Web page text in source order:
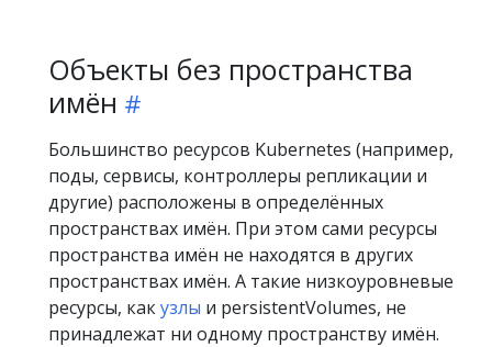
Объекты без пространства
имён
Большинство ресурсов Kubernetes (например,
поды, сервисы, контроллеры репликации и
другие) расположены в определённых
пространствах имён. При этом сами ресурсы
пространства имён не находятся в других
пространствах имён. А такие низкоуровневые
ресурсы, какузлы и persistentVolumes, не
принадлежат ни одному пространству имён.